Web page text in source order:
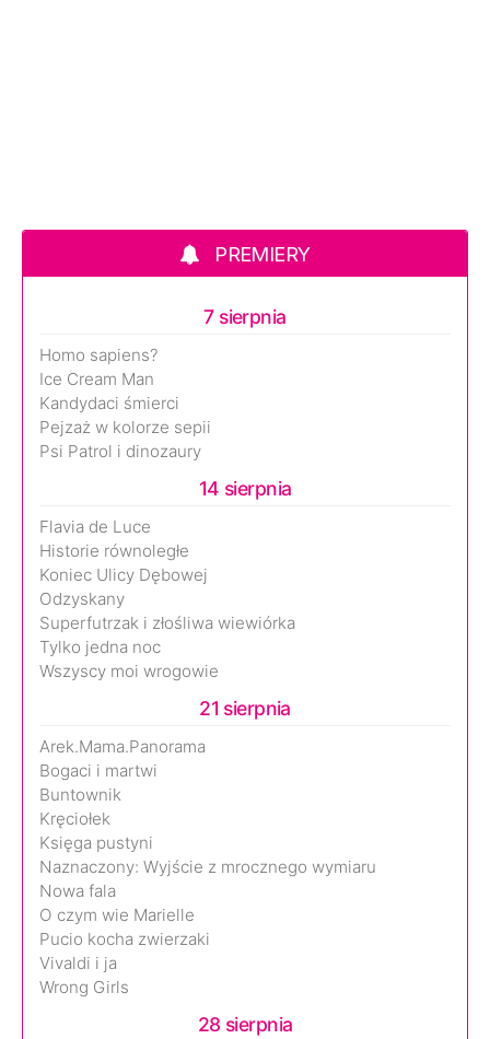
PREMIERY
7 sierpnia
Homo sapiens?
Ice Cream Man
Kandydaci śmierci
Pejzaż w kolorze sepii
Psi Patrol i dinozaury
14 sierpnia
Flavia de Luce
Historie równoległe
Koniec Ulicy Dębowej
Odzyskany
Superfutrzak i złośliwa wiewiórka
Tylko jedna noc
Wszyscy moi wrogowie
21 sierpnia
Arek.Mama.Panorama
Bogaci i martwi
Buntownik
Kręciołek
Księga pustyni
Naznaczony: Wyjście z mrocznego wymiaru
Nowa fala
O czym wie Marielle
Pucio kocha zwierzaki
Vivaldi i ja
Wrong Girls
28 sierpnia